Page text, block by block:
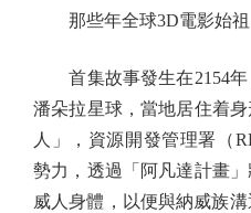
那些年全球3D電影始祖
首集故事發生在2154年
潘朵拉星球，當地居住着
人」，資源開發管理署（
勢力，透過「阿凡達計畫
威人身體，以便與納威族溝